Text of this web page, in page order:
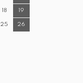
18 19
25 26